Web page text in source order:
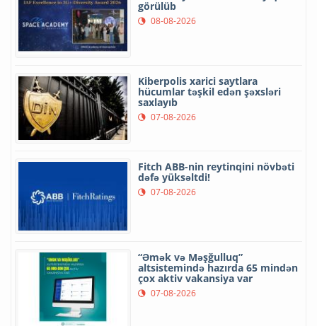
görülüb
08-08-2026
Kiberpolis xarici saytlara
hücumlar təşkil edən şəxsləri
saxlayıb
07-08-2026
Fitch ABB-nin reytinqini növbəti
dəfə yüksəltdi!
07-08-2026
“Əmək və Məşğulluq”
altsistemində hazırda 65 mindən
çox aktiv vakansiya var
07-08-2026